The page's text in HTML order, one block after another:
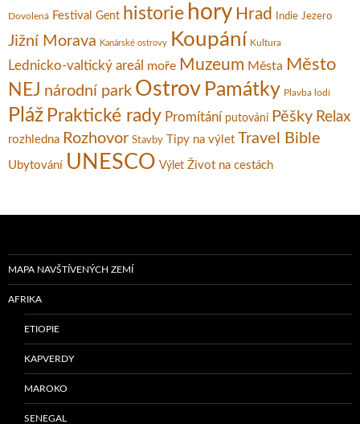
Dovolená Festival Gent historie hory Hrad Indie Jezero
Jižní Morava Kanárské ostrovy Koupání Kultura
Lednicko-valtický areál moře Muzeum Města Město
NEJ národní park Ostrov Památky Plavba lodí
Pláž Praktické rady Promítání putování Pěšky Relax
rozhledna Rozhovor Stavby Tipy na výlet Travel Bible
Ubytování UNESCO Výlet Život na cestách
MAPA NAVŠTÍVENÝCH ZEMÍ
AFRIKA
ETIOPIE
KAPVERDY
MAROKO
SENEGAL